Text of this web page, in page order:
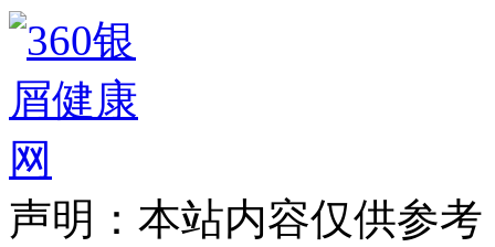
声明：本站内容仅供参